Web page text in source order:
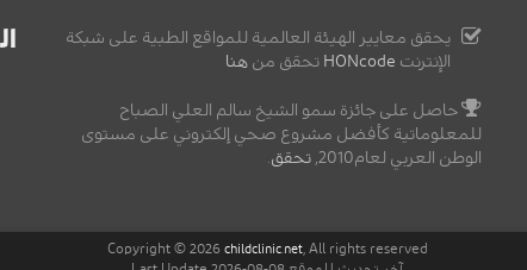
يحقق معايير الهيئة العالمية للمواقع الطبية على شبكة
الإنترنت HONcode تحقق من هنا
حاصل على جائزة سمو الشيخ سالم العلي الصباح
للمعلوماتية كأفضل مشروع صحي إلكتروني على مستوى
الوطن العربي لعام2010,
تحقق
Copyright © 2026 childclinic.net, All rights reserved